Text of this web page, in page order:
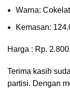
Wаrnа:
Kеmаѕаn:
Harga : Rp.
Terima kasih
partisi. Dengan